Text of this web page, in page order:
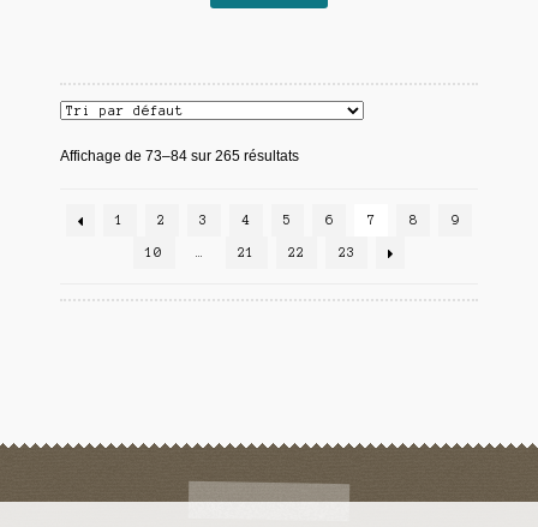
Affichage de 73–84 sur 265 résultats
1 2 3 4 5 6 7 8 9
10 21 22 23